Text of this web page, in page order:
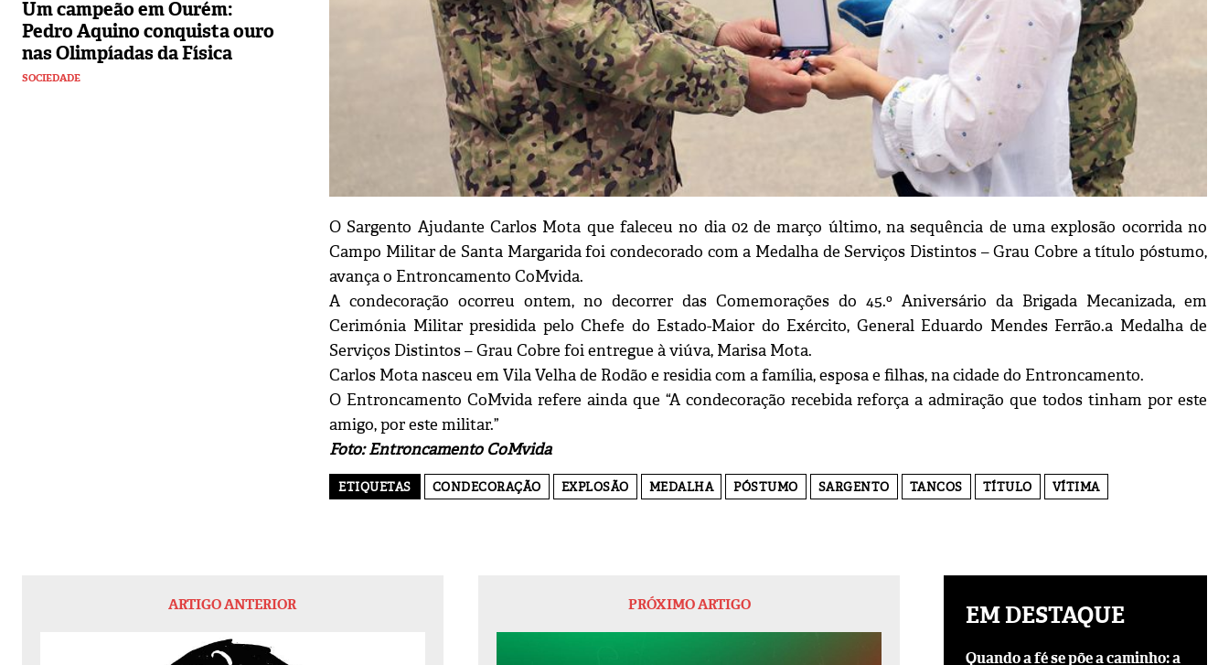
Um campeão em Ourém:
Pedro Aquino conquista ouro
nas Olimpíadas da Física
SOCIEDADE
O Sargento Ajudante Carlos Mota que faleceu no dia 02 de março último, na sequência de uma explosão ocorrida no
Campo Militar de Santa Margarida foi condecorado com a Medalha de Serviços Distintos – Grau Cobre a título póstumo,
avança o Entroncamento CoMvida.
A condecoração ocorreu ontem, no decorrer das Comemorações do 45.º Aniversário da Brigada Mecanizada, em
Cerimónia Militar presidida pelo Chefe do Estado-Maior do Exército, General Eduardo Mendes Ferrão.a Medalha de
Serviços Distintos – Grau Cobre foi entregue à viúva, Marisa Mota.
Carlos Mota nasceu em Vila Velha de Rodão e residia com a família, esposa e filhas, na cidade do Entroncamento.
O Entroncamento CoMvida refere ainda que “A condecoração recebida reforça a admiração que todos tinham por este
amigo, por este militar.”
Foto: Entroncamento CoMvida
ETIQUETAS CONDECORAÇÃO EXPLOSÃO MEDALHA PÓSTUMO SARGENTO TANCOS TÍTULO VÍTIMA
ARTIGO ANTERIOR PRÓXIMO ARTIGO EM DESTAQUE
Quando a fé se põe a caminho: a